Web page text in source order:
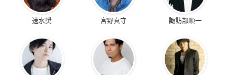
ポストカード特典
ムで1枚プレゼント。デザインは第1弾・第2弾それぞれ6種類ず
つで期間ごとに切り替わります。テイクアウト限定メニューを
ご注文の方もプレゼントの対象です。
速水奨 宮野真守 諏訪部順一